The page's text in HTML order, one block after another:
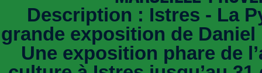
Description : Istres - La
grande exposition de
Une exposition phare de